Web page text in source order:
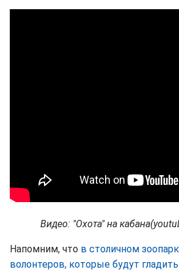
Видео: "Охота" на
Напомним, что в столичном
волонтеров, которые будут